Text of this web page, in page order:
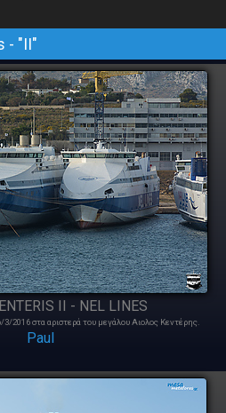
- "II"
II - NEL LINES
2016 στα αριστερά του μεγάλου Αιολος Κεντέρης.
Paul